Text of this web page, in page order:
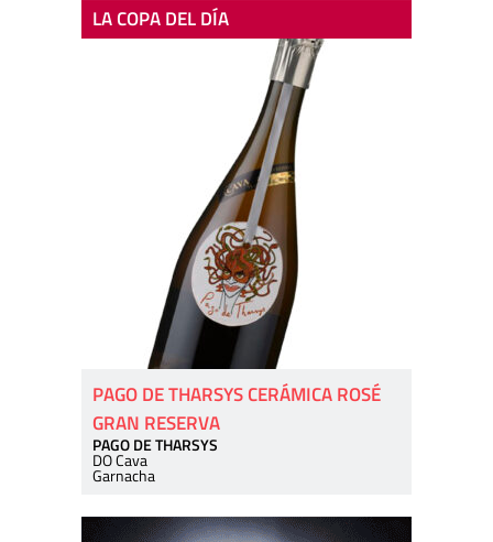
LA COPA DEL DÍA
PAGO DE THARSYS CERÁMICA ROSÉ
GRAN RESERVA
PAGO DE THARSYS
DO Cava
Garnacha